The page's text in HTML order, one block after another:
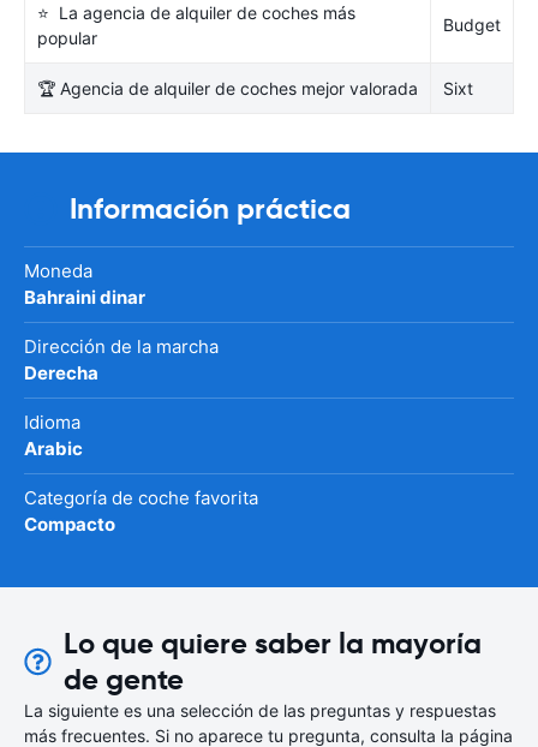
⭐ La agencia de alquiler de coches más
popular
Budget
🏆 Agencia de alquiler de coches mejor valorada Sixt
Información práctica
Moneda
Bahraini dinar
Dirección de la marcha
Derecha
Idioma
Arabic
Categoría de coche favorita
Compacto
Lo que quiere saber la mayoría
de gente
La siguiente es una selección de las preguntas y respuestas
más frecuentes. Si no aparece tu pregunta, consulta la página